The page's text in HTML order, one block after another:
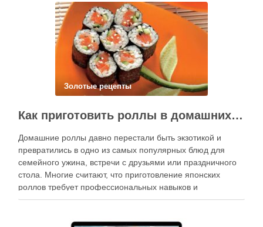
Золотые рецепты
Как приготовить роллы в домашних условиях?
Домашние роллы давно перестали быть экзотикой и
превратились в одно из самых популярных блюд для
семейного ужина, встречи с друзьями или праздничного
стола. Многие считают, что приготовление японских
роллов требует профессиональных навыков и
специального оборудования, однако на практике сделать
кухне. Главное — …